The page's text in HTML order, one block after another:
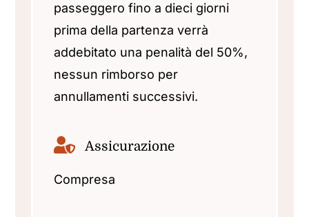
passeggero fino a dieci giorni
prima della partenza verrà
addebitato una penalità del 50%,
nessun rimborso per
annullamenti successivi.
Assicurazione
Compresa